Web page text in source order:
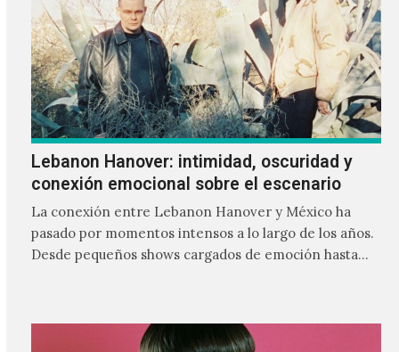
Lebanon Hanover: intimidad, oscuridad y
conexión emocional sobre el escenario
La conexión entre Lebanon Hanover y México ha
pasado por momentos intensos a lo largo de los años.
Desde pequeños shows cargados de emoción hasta
mezcla de post-punk, coldwave y letras